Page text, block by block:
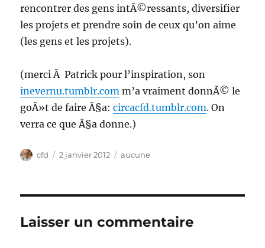
rencontrer des gens intÃ©ressants, diversifier
les projets et prendre soin de ceux qu’on aime
(les gens et les projets).
(merci Ã Patrick pour l’inspiration, son
inevernu.tumblr.com m’a vraiment donnÃ© le
goÃ»t de faire Ã§a:circacfd.tumblr.com. On
verra ce que Ã§a donne.)
Auteur
cfd
Publié
2 janvier 2012 Catégories
aucune
Laisser un commentaire